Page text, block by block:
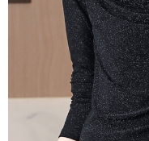
任。
４．使用「AFTEE先享後付
時審查核予不同之上限額度
請求用戶進行身份認證。
５．嚴禁一人註冊多個帳號
恩沛科技股份有限公司將有
每筆NT$70，滿NT$699(
離島-郵局寄送
每筆NT$90，滿NT$699(
國家/地區配送